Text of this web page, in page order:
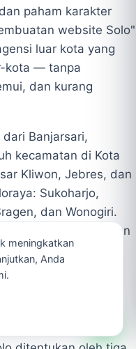
paham karakter
website Solo"
luar kota yang
kota — tanpa
dan kurang
Banjarsari,
kecamatan di Kota
Kliwon, Jebres, dan
Sukoharjo,
dan Wonogiri.
tim lokal, bukan
meningkatkan
Anda